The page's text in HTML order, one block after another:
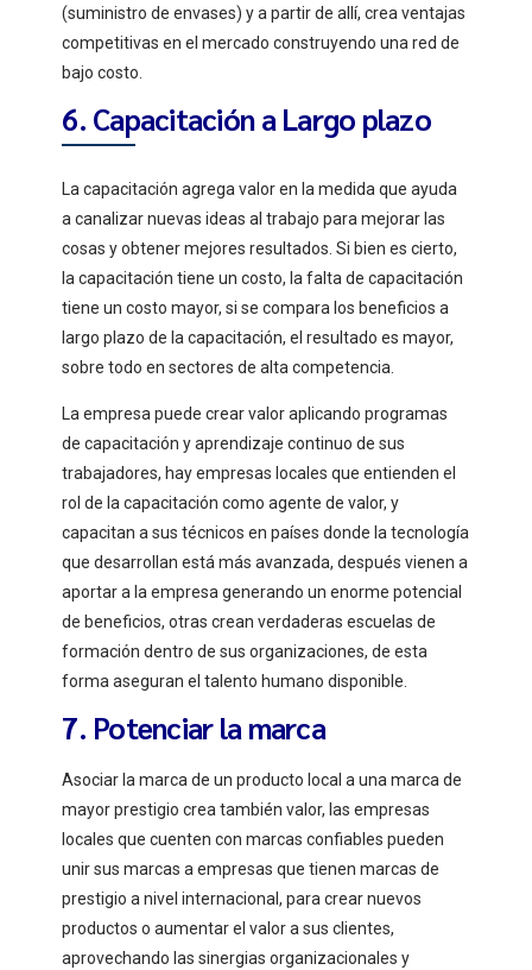
(suministro de envases) y a partir de allí, crea ventajas
competitivas en el mercado construyendo una red de
bajo costo.
6. Capacitación a Largo plazo
La capacitación agrega valor en la medida que ayuda
a canalizar nuevas ideas al trabajo para mejorar las
cosas y obtener mejores resultados. Si bien es cierto,
la capacitación tiene un costo, la falta de capacitación
tiene un costo mayor, si se compara los beneficios a
largo plazo de la capacitación, el resultado es mayor,
sobre todo en sectores de alta competencia.
La empresa puede crear valor aplicando programas
de capacitación y aprendizaje continuo de sus
trabajadores, hay empresas locales que entienden el
rol de la capacitación como agente de valor, y
capacitan a sus técnicos en países donde la tecnología
que desarrollan está más avanzada, después vienen a
aportar a la empresa generando un enorme potencial
de beneficios, otras crean verdaderas escuelas de
formación dentro de sus organizaciones, de esta
forma aseguran el talento humano disponible.
7. Potenciar la marca
Asociar la marca de un producto local a una marca de
mayor prestigio crea también valor, las empresas
locales que cuenten con marcas confiables pueden
unir sus marcas a empresas que tienen marcas de
prestigio a nivel internacional, para crear nuevos
productos o aumentar el valor a sus clientes,
aprovechando las sinergias organizacionales y